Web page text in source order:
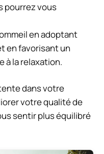
pourrez vous
en adoptant
en favorisant un
à la relaxation.
dans votre
votre qualité de
sentir plus équilibré